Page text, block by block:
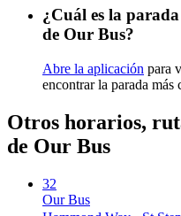
¿Cuál es la
de Our Bus?
Abre la aplicación para
encontrar la parada más
Otros horarios,
de Our Bus
32
Our Bus